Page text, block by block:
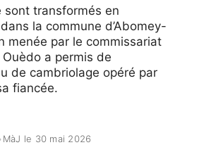
transformés en
la commune d’Abomey-
menée par le commissariat
a permis de
de cambriolage opéré par
fiancée.
MàJ le 30 mai 2026